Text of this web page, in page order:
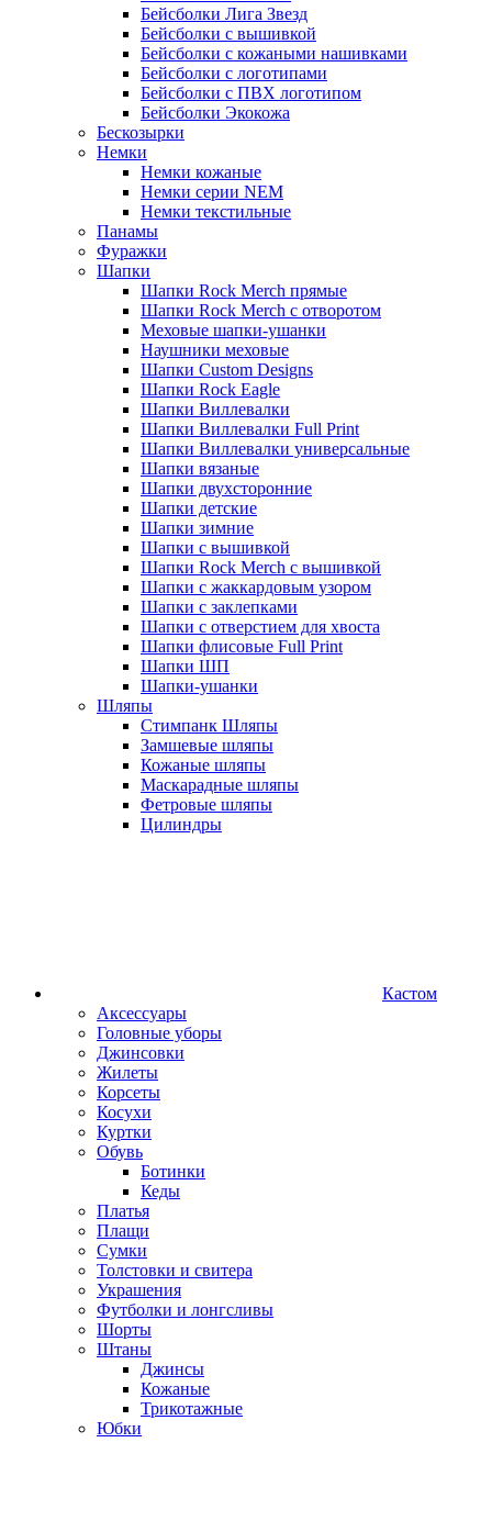
Бейсболки Лига Звезд
Бейсболки с вышивкой
Бейсболки с кожаными нашивками
Бейсболки с логотипами
Бейсболки с ПВХ логотипом
Бейсболки Экокожа
Бескозырки
Немки
Немки кожаные
Немки серии NEM
Немки текстильные
Панамы
Фуражки
Шапки
Шапки Rock Merch прямые
Шапки Rock Merch с отворотом
Меховые шапки-ушанки
Наушники меховые
Шапки Custom Designs
Шапки Rock Eagle
Шапки Виллевалки
Шапки Виллевалки Full Print
Шапки Виллевалки универсальные
Шапки вязаные
Шапки двухсторонние
Шапки детские
Шапки зимние
Шапки с вышивкой
Шапки Rock Merch с вышивкой
Шапки с жаккардовым узором
Шапки с заклепками
Шапки с отверстием для хвоста
Шапки флисовые Full Print
Шапки ШП
Шапки-ушанки
Шляпы
Стимпанк Шляпы
Замшевые шляпы
Кожаные шляпы
Маскарадные шляпы
Фетровые шляпы
Цилиндры
Кастом
Аксессуары
Головные уборы
Джинсовки
Жилеты
Корсеты
Косухи
Куртки
Обувь
Ботинки
Кеды
Платья
Плащи
Сумки
Толстовки и свитера
Украшения
Футболки и лонгсливы
Шорты
Штаны
Джинсы
Кожаные
Трикотажные
Юбки